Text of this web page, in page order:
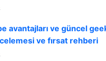
avantajları ve güncel
ve fırsat rehberi